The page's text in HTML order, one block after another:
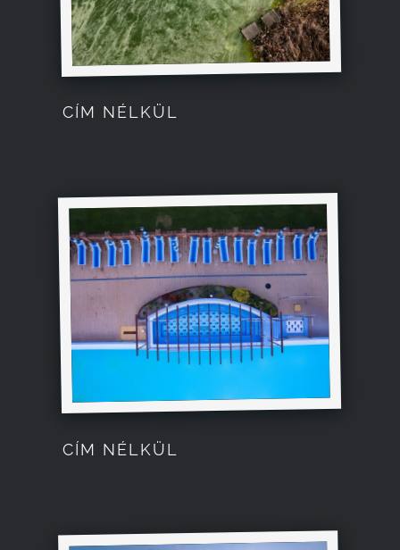
CÍM NÉLKÜL
CÍM NÉLKÜL